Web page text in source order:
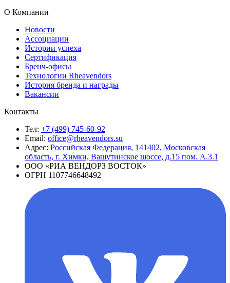
О Компании
Новости
Ассоциации
Истории успеха
Сертификация
Бренч-офисы
Технологии Rheavendors
История бренда и награды
Вакансии
Контакты
Тел: +7 (499) 745-60-92
Email: office@rheavendors.su
Адрес: Российская Федерация, 141402, Московская
область, г. Химки, Вашутинское шоссе, д.15 пом. А.3.1
ООО «РИА ВЕНДОРЗ ВОСТОК»
ОГРН 1107746648492